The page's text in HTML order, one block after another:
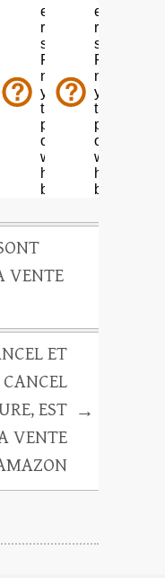
VENTE
ET
EST
VENTE
→